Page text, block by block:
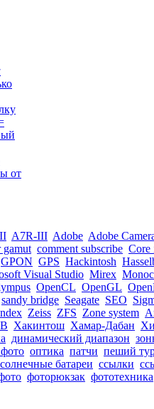
от
A7R-III Adobe Adobe
gamut comment subscribe Core
GPON GPS Hackintosh
Visual Studio Mirex
OpenCL OpenGL
sandy bridge Seagate SEO
Zeiss ZFS Zone system
Хакинтош Хамар-Дабан
динамический диапазон
оптика патчи пеший
солнечные батареи ссылки
фоторюкзак фототехника